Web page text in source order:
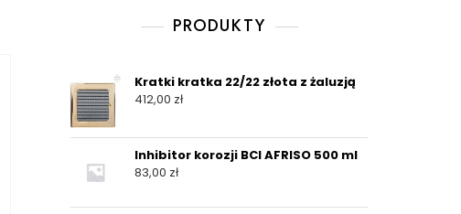
PRODUKTY
Kratki kratka 22/22 złota z żaluzją
412,00 zł
Inhibitor korozji BCI AFRISO 500 ml
83,00 zł